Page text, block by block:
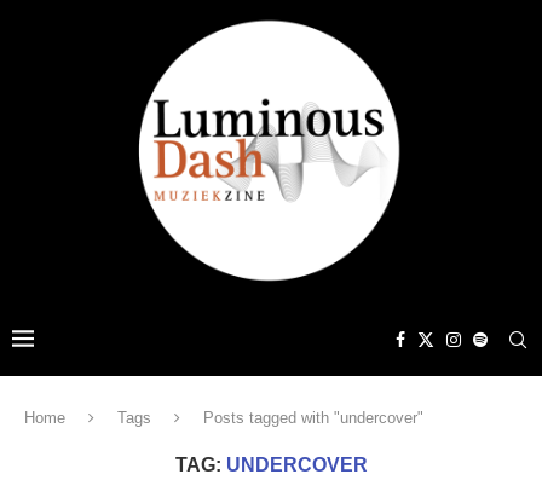
Home Tags Posts tagged with "undercover"
TAG: UNDERCOVER